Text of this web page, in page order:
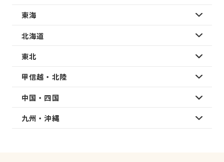
東海
北海道
東北
甲信越・北陸
中国・四国
九州・沖縄